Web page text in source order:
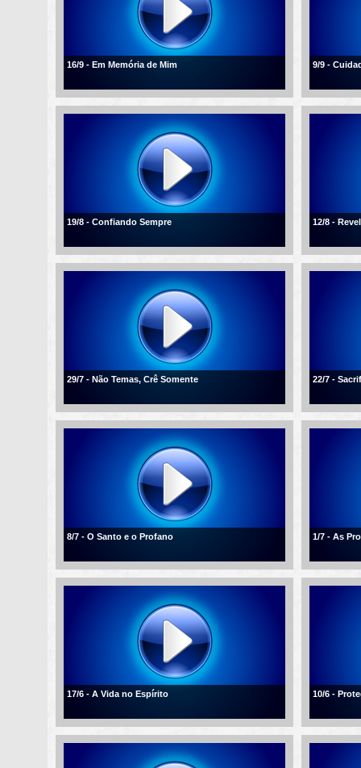
16/9 - Em Memória de Mim 9/9 -
19/8 - Confiando Sempre 12/8 -
29/7 - Não Temas, Crê Somente 22/7 -
8/7 - O Santo e o Profano 1/7 - As
17/6 - A Vida no Espírito 10/6 -